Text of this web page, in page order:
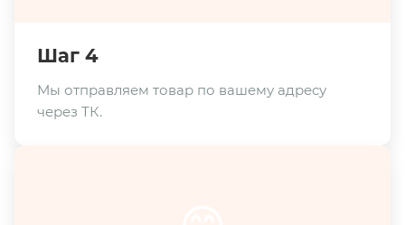
Шаг 4
Мы отправляем товар по вашему адресу
через ТК.